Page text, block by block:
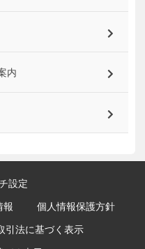
内
設定
報 個人情報保護方針
引法に基づく表示